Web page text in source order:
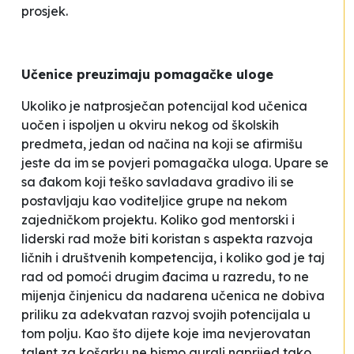
prosjek.
Učenice preuzimaju pomagačke uloge
Ukoliko je natprosječan potencijal kod učenica
uočen i ispoljen u okviru nekog od školskih
predmeta, jedan od načina na koji se afirmišu
jeste da im se povjeri pomagačka uloga. Upare se
sa đakom koji teško savladava gradivo ili se
postavljaju kao voditeljice grupe na nekom
zajedničkom projektu. Koliko god mentorski i
liderski rad može biti koristan s aspekta razvoja
ličnih i društvenih kompetencija, i koliko god je taj
rad od pomoći drugim đacima u razredu, to ne
mijenja činjenicu da nadarena učenica ne dobiva
priliku za adekvatan razvoj svojih potencijala u
tom polju. Kao što dijete koje ima nevjerovatan